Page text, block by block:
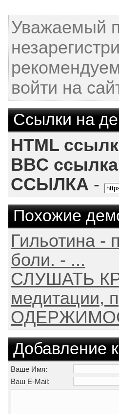
Уважаемый
войти на
Ссылки на
HTML
BBC ссылка
ССЫЛКА -
Похожие
Гильотина -
боли. - ...
СЛУШАТЬ
медитации,
Добавление
Ваше Имя:
Ваш E-Mail: